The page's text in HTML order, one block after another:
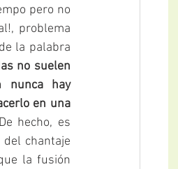
pero no
problema
la palabra
no suelen
nunca hay
en una
hecho, es
chantaje
la fusión